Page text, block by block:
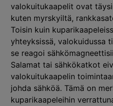
valokuitukaapelit ovat
kuten myrskyiltä,
Toisin kuin
yhteyksissä, valokuidussa
se reagoi
Salamat tai sähkökatkot
valokuitukaapelin
johda sähköä. Tämä on
kuparikaapeleihin